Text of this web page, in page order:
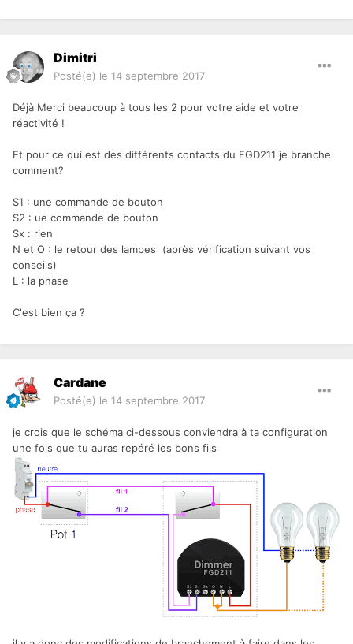
Dimitri
Posté(e) le 14 septembre 2017
Déjà Merci beaucoup à tous les 2 pour votre aide et votre
réactivité !
Et pour ce qui est des différents contacts du FGD211 je branche
comment?
S1 : une commande de bouton
S2 : ue commande de bouton
Sx : rien
N et O : le retour des lampes (après vérification suivant vos
conseils)
L : la phase
C'est bien ça ?
Cardane
Posté(e) le 14 septembre 2017
je crois que le schéma ci-dessous conviendra à ta configuration
une fois que tu auras repéré les bons fils